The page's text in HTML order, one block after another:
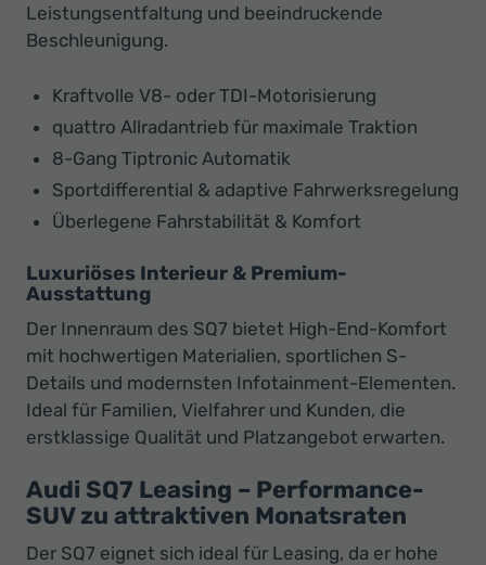
Leistungsentfaltung und beeindruckende
Beschleunigung.
Kraftvolle V8- oder TDI-Motorisierung
quattro Allradantrieb für maximale Traktion
8-Gang Tiptronic Automatik
Sportdifferential & adaptive Fahrwerksregelung
Überlegene Fahrstabilität & Komfort
Luxuriöses Interieur & Premium-
Ausstattung
Der Innenraum des SQ7 bietet High-End-Komfort
mit hochwertigen Materialien, sportlichen S-
Details und modernsten Infotainment-Elementen.
Ideal für Familien, Vielfahrer und Kunden, die
erstklassige Qualität und Platzangebot erwarten.
Audi SQ7 Leasing – Performance-
SUV zu attraktiven Monatsraten
Der SQ7 eignet sich ideal für Leasing, da er hohe